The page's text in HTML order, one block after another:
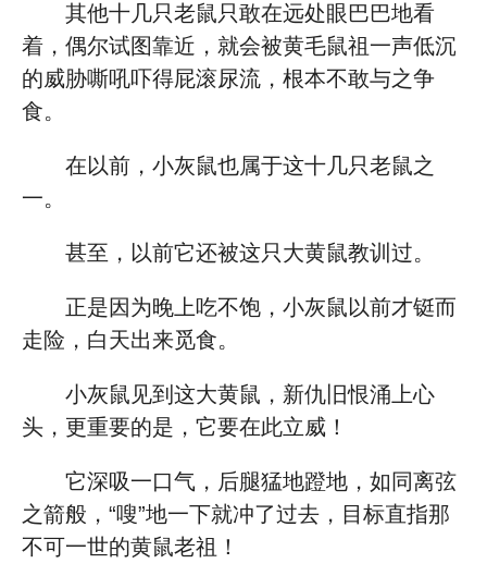
其他十几只老鼠只敢在远处眼巴巴地看
着，偶尔试图靠近，就会被黄毛鼠祖一声低沉
的威胁嘶吼吓得屁滚尿流，根本不敢与之争
食。
在以前，小灰鼠也属于这十几只老鼠之
一。
甚至，以前它还被这只大黄鼠教训过。
正是因为晚上吃不饱，小灰鼠以前才铤而
走险，白天出来觅食。
小灰鼠见到这大黄鼠，新仇旧恨涌上心
头，更重要的是，它要在此立威！
它深吸一口气，后腿猛地蹬地，如同离弦
之箭般，“嗖”地一下就冲了过去，目标直指那
不可一世的黄鼠老祖！